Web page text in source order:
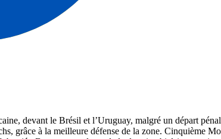
devant le Brésil et l’Uruguay, malgré un départ
grâce à la meilleure défense de la zone. Cinquième